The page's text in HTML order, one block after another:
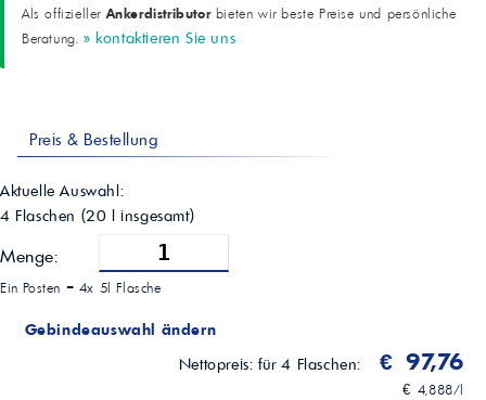
TBN
10 mgKOH/g
CCS (-30 °C)
Als offiziellerAnkerdistributorbieten wir beste Preise und persönliche
Beratung. » kontaktieren Sie uns
Preis & Bestellung
Aktuelle Auswahl:
4 Flaschen (20 l insgesamt)
Menge:
Ein Posten = 4x 5l Flasche
Gebindeauswahl ändern
Nettopreis: für 4 Flaschen: € 97,76
€ 4,888/l